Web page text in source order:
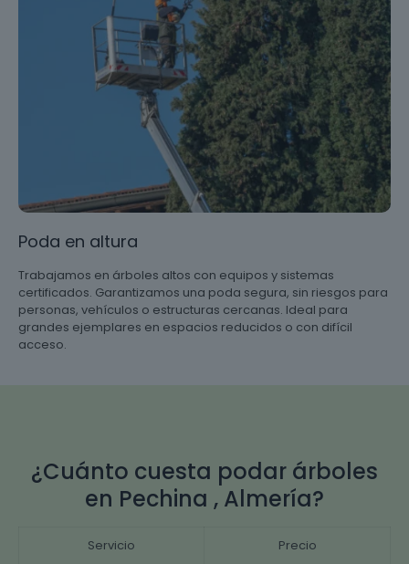
Poda en altura
Trabajamos en árboles altos con equipos y sistemas
certificados. Garantizamos una poda segura, sin riesgos para
personas, vehículos o estructuras cercanas. Ideal para
grandes ejemplares en espacios reducidos o con difícil
acceso.
¿Cuánto cuesta podar árboles
en Pechina , Almería?
Servicio Precio